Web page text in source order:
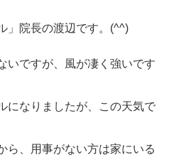
」院長の渡辺です。(^^)
いですが、風が凄く強いです
になりましたが、この天気で
ら、用事がない方は家にいる